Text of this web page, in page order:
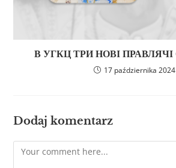
В УГКЦ ТРИ НОВІ
17 października 2024
Dodaj komentarz